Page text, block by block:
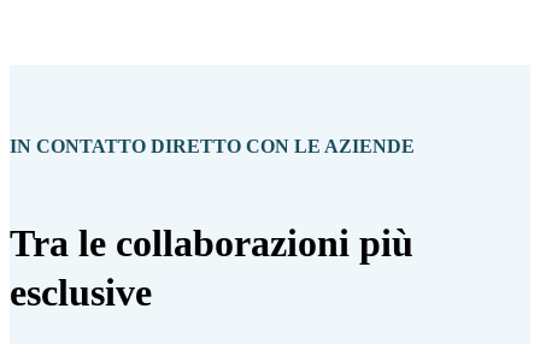
IN CONTATTO DIRETTO CON LE AZIENDE
Tra le collaborazioni più
esclusive